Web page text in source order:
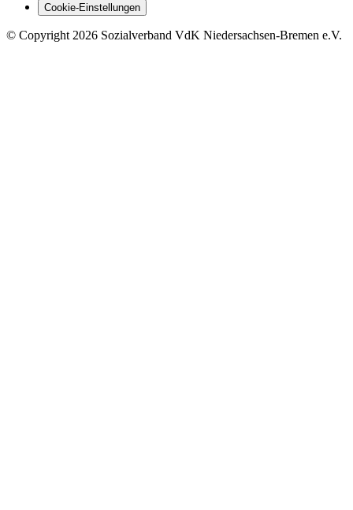
Cookie-Einstellungen
© Copyright 2026 Sozialverband VdK Niedersachsen-Bremen e.V.